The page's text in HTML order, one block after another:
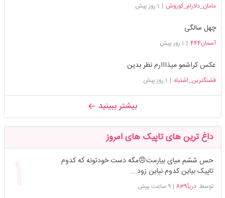
مامان_دلارام_کوروش | 1 روز پیش
چهل سالگی
آسمان444 | 1 روز پیش
عکس کراشمو میذااارم نظر بدین
قشنگترین_اشتباه | 1 روز پیش
بیشتر ببینید
داغ ترین های تاپیک های امروز
حس ششم میای بیارمت😠مگه دست خودتونه که کدوم
تاپیک بیاین کدوم نیاین زود...
توسطدریآ839 | 9 ساعت پیش